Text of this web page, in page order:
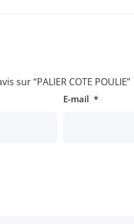
sur “PALIER COTE POULIE”
E-mail *